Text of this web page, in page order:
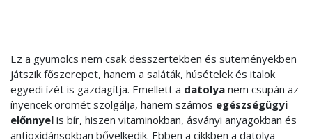
Ez a gyümölcs nem csak desszertekben és süteményekben
játszik főszerepet, hanem a saláták, húsételek és italok
egyedi ízét is gazdagítja. Emellett a datolya nem csupán az
ínyencek örömét szolgálja, hanem számos egészségügyi
előnnyel is bír, hiszen vitaminokban, ásványi anyagokban és
antioxidánsokban bővelkedik. Ebben a cikkben a datolya